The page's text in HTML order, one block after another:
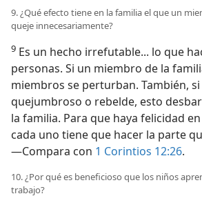
9. ¿Qué efecto tiene en la familia el que un
queje innecesariamente?
9 Es un hecho irrefutable... lo que
personas. Si un miembro de la
miembros se perturban. También,
quejumbroso o rebelde, esto
la familia. Para que haya felicidad
cada uno tiene que hacer la parte
—Compara con 1 Corintios 12:26.
10. ¿Por qué es beneficioso que los niños
trabajo?